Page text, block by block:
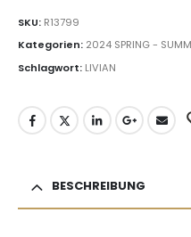
SKU: R13799
Kategorien: 2024 SPRING -
Schlagwort: LIVIAN
BESCHREIBUNG